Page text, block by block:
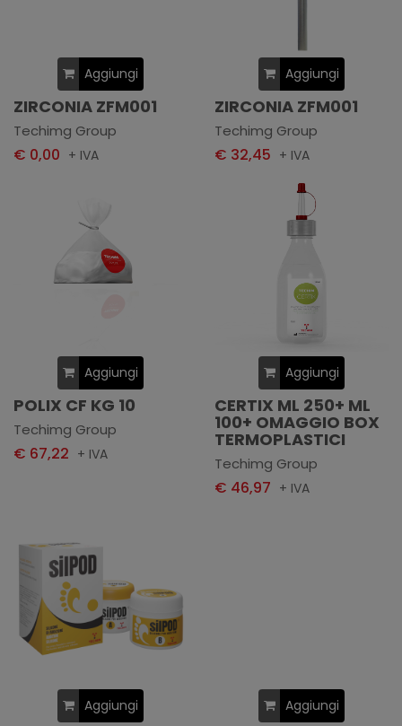
Aggiungi
ZIRCONIA ZFM001
Techimg Group
€ 0,00 + IVA
Aggiungi
ZIRCONIA ZFM001
Techimg Group
€ 32,45 + IVA
Aggiungi
POLIX CF KG 10
Techimg Group
€ 67,22 + IVA
Aggiungi
CERTIX ML 250+ ML
100+ OMAGGIO BOX
TERMOPLASTICI
Techimg Group
€ 46,97 + IVA
Aggiungi Aggiungi